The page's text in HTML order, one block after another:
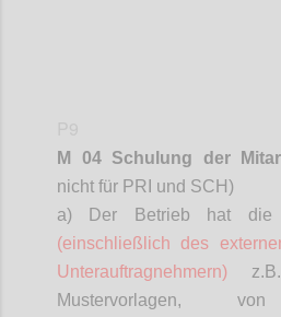
M 04 Schulung der
nicht für PRI und SCH)
a) Der Betrieb hat die
(einschließlich des
Unterauftragnehmern)
Mustervorlagen,